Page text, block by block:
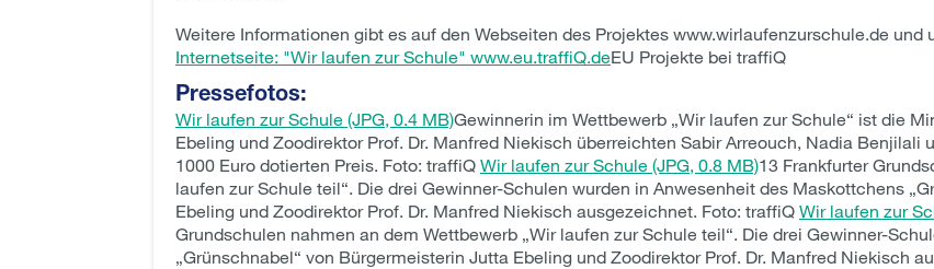
Weitere Informationen gibt es auf den Webseiten des Projektes www.wirlaufenzurschule.de und
Internetseite: "Wir laufen zur Schule" www.eu.traffiQ.deEU Projekte bei traffiQ
Pressefotos:
Wir laufen zur Schule (JPG, 0.4 MB)Gewinnerin im Wettbewerb „Wir laufen zur Schule“ ist die
Ebeling und Zoodirektor Prof. Dr. Manfred Niekisch überreichten Sabir Arreouch, Nadia
1000 Euro dotierten Preis. Foto: traffiQ Wir laufen zur Schule (JPG, 0.8 MB)13 Frankfurter
laufen zur Schule teil“. Die drei Gewinner-Schulen wurden in Anwesenheit des Maskottchens
Ebeling und Zoodirektor Prof. Dr. Manfred Niekisch ausgezeichnet. Foto: traffiQ Wir laufen zur
Grundschulen nahmen an dem Wettbewerb „Wir laufen zur Schule teil“. Die drei Gewinner-
„Grünschnabel“ von Bürgermeisterin Jutta Ebeling und Zoodirektor Prof. Dr. Manfred Niekisch